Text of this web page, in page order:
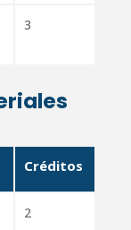
3
Créditos
2